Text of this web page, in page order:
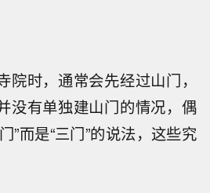
院时，通常会先经过山门，
没有单独建山门的情况，偶
”而是“三门”的说法，这些究